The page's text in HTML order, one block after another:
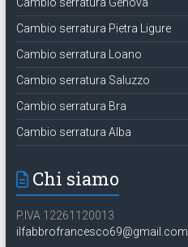
Cambio serratura Pietra Ligure
Cambio serratura Loano
Cambio serratura Saluzzo
Cambio serratura Bra
Cambio serratura Alba
Chi siamo
P.IVA 12261120013
ilfabbrofrancesco69@gmail.com